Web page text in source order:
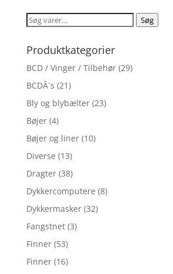
Søg
Søg
Produktkategorier
BCD / Vinger / Tilbehør (29)
BCDÂ´s (21)
Bly og blybælter (23)
Bøjer (4)
Bøjer og liner (10)
Diverse (13)
Dragter (38)
Dykkercomputere (8)
Dykkermasker (32)
Fangstnet (3)
Finner (53)
Finner (16)